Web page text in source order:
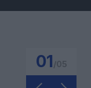
01